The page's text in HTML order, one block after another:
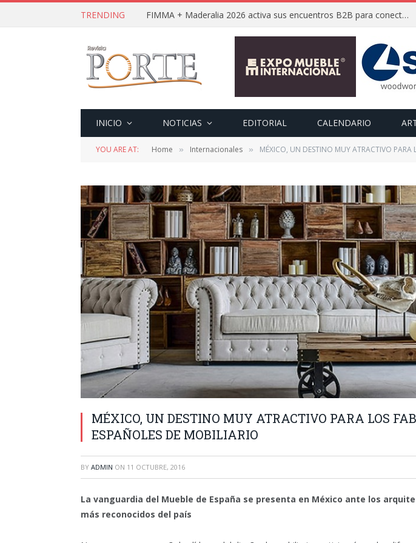
TRENDING FIMMA + Maderalia 2026 activa sus encuentros B2B para conectar a expositores con compradores internacionales
INICIO NOTICIAS EDITORIAL CALENDARIO
YOU ARE AT: Home » Internacionales » MÉXICO, UN DESTINO MUY ATRACTIVO PARA
MÉXICO, UN DESTINO MUY ATRACTIVO PARA LOS
ESPAÑOLES DE MOBILIARIO
BY ADMIN ON 11 OCTUBRE, 2016
La vanguardia del Mueble de España se presenta en México ante los
más reconocidos del país